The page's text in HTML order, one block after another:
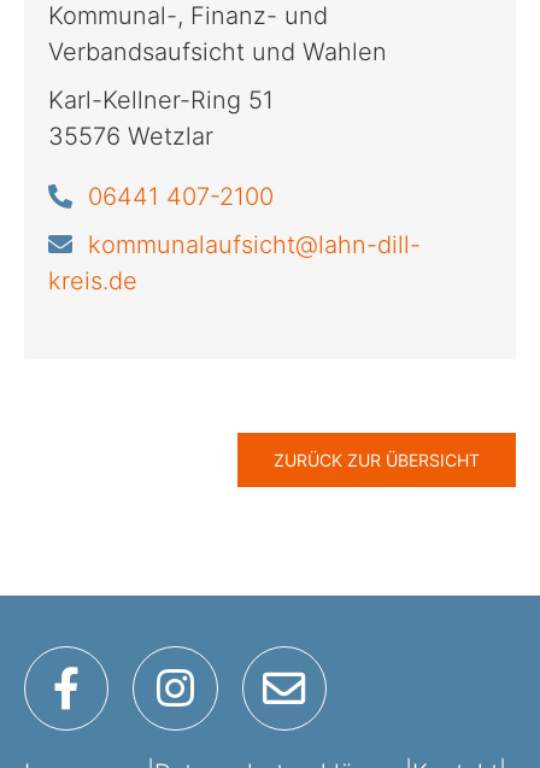
Kommunal-, Finanz- und
Verbandsaufsicht und Wahlen
Karl-Kellner-Ring 51
35576 Wetzlar
06441 407-2100
kommunalaufsicht@lahn-dill-
kreis.de
ZURÜCK ZUR ÜBERSICHT